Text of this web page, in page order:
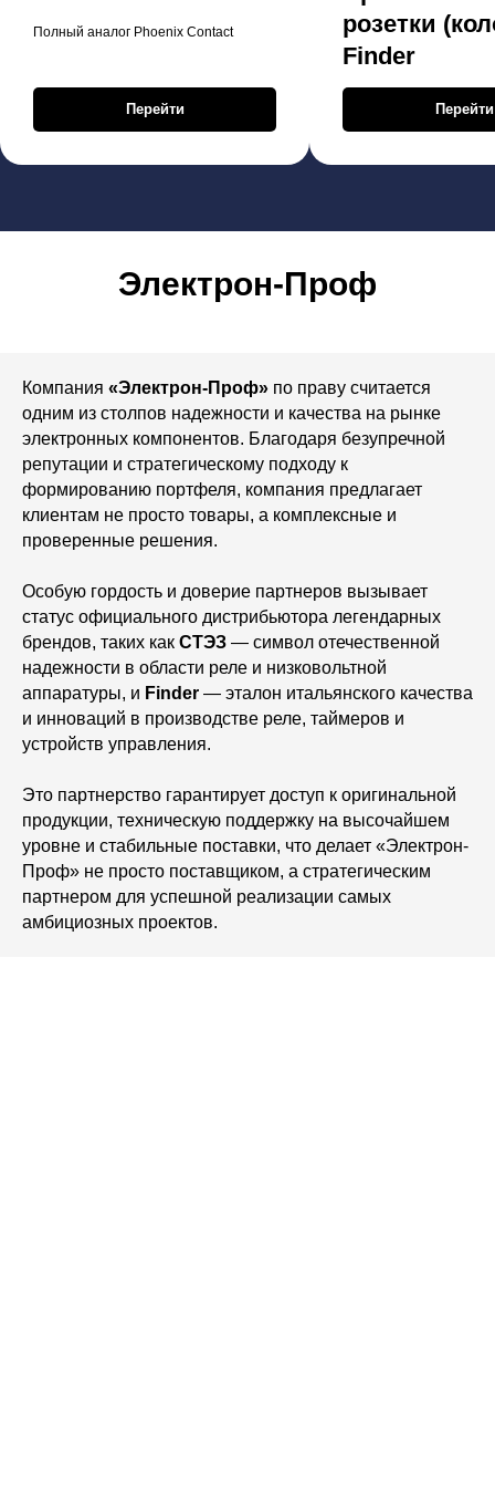
Полный аналог Phoenix Contact
Перейти
розетки
Finder
Перейти
Электрон-Проф
Компания «Электрон-Проф» по праву считается
одним из столпов надежности и качества на рынке
электронных компонентов. Благодаря безупречной
репутации и стратегическому подходу к
формированию портфеля, компания предлагает
клиентам не просто товары, а комплексные и
проверенные решения.
Особую гордость и доверие партнеров вызывает
статус официального дистрибьютора легендарных
брендов, таких как СТЭЗ — символ отечественной
надежности в области реле и низковольтной
аппаратуры, и Finder — эталон итальянского качества
и инноваций в производстве реле, таймеров и
устройств управления.
Это партнерство гарантирует доступ к оригинальной
продукции, техническую поддержку на высочайшем
уровне и стабильные поставки, что делает «Электрон-
Проф» не просто поставщиком, а стратегическим
партнером для успешной реализации самых
амбициозных проектов.